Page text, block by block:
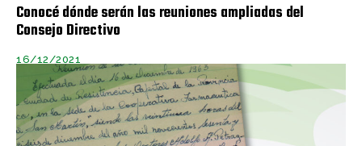
Conocé dónde serán las reuniones ampliadas del
Consejo Directivo
16/12/2021